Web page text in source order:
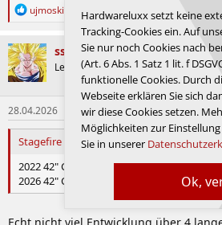
R
k
t
i
o
n
e
n
:
ujmoskito01 , Techlogi , Azad79 und eine
ssj3rd
Legende
28.04.2026
Stagefire schrieb:
2022 42" C2 = 655 Nits
2026 42" C6 = 860 Nits
Ok,
Hardwareluxx setzt keine
Tracking-Cookies ein. Auf
Sie nur noch Cookies nach
(Art. 6 Abs. 1 Satz 1 lit. f
funktionelle Cookies. Durch
Webseite erklären Sie sich
wir diese Cookies setzen.
Möglichkeiten zur
Sie in unserer